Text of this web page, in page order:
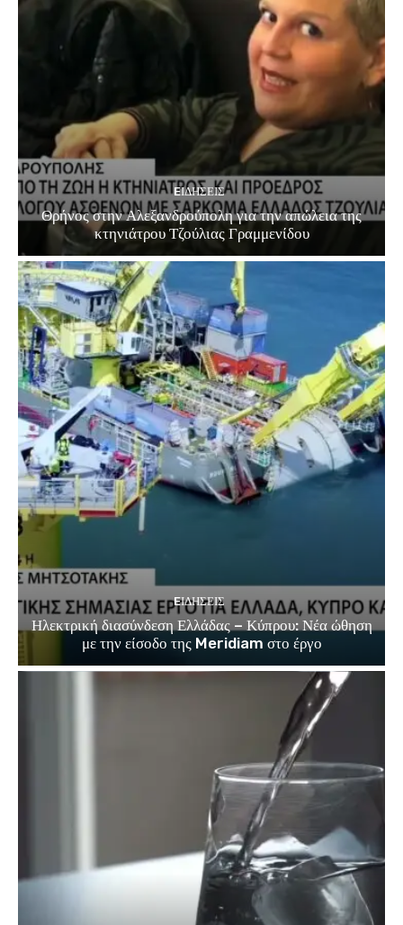
EΙΔΗΣΕΙΣ
Θρήνος στην Αλεξανδρούπολη για την απώλεια της
κτηνιάτρου Τζούλιας Γραμμενίδου
EΙΔΗΣΕΙΣ
Ηλεκτρική διασύνδεση Ελλάδας – Κύπρου: Νέα ώθηση
με την είσοδο της Meridiam στο έργο